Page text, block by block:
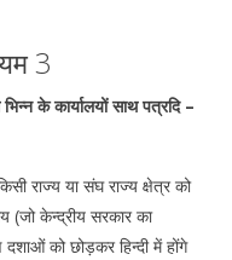
3
के कार्यालयों साथ पत्रदि –
राज्य या संघ राज्य क्षेत्र को
(जो केन्द्रीय सरकार का
दशाओं को छोड़कर हिन्दी में होंगे